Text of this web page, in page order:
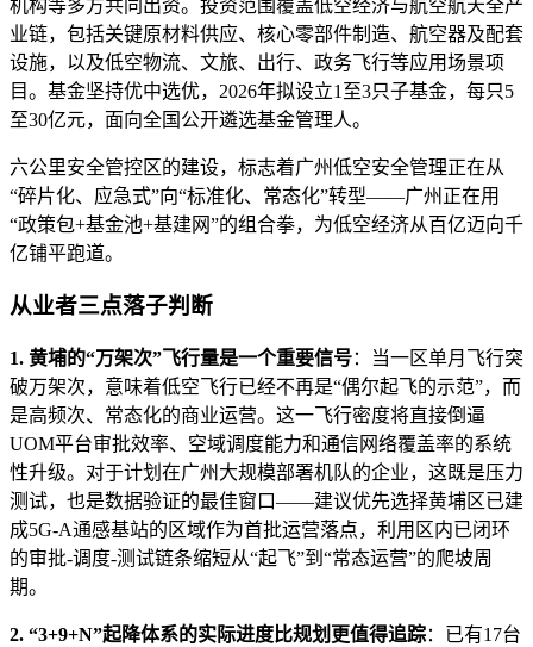
机构等多方共同出资。投资范围覆盖低空经济与航空航天全产
业链，包括关键原材料供应、核心零部件制造、航空器及配套
设施，以及低空物流、文旅、出行、政务飞行等应用场景项
目。基金坚持优中选优，2026年拟设立1至3只子基金，每只5
至30亿元，面向全国公开遴选基金管理人。
六公里安全管控区的建设，标志着广州低空安全管理正在从
“碎片化、应急式”向“标准化、常态化”转型——广州正在用
“政策包+基金池+基建网”的组合拳，为低空经济从百亿迈向千
亿铺平跑道。
从业者三点落子判断
1. 黄埔的“万架次”飞行量是一个重要信号：当一区单月飞行突
破万架次，意味着低空飞行已经不再是“偶尔起飞的示范”，而
是高频次、常态化的商业运营。这一飞行密度将直接倒逼
UOM平台审批效率、空域调度能力和通信网络覆盖率的系统
性升级。对于计划在广州大规模部署机队的企业，这既是压力
测试，也是数据验证的最佳窗口——建议优先选择黄埔区已建
成5G-A通感基站的区域作为首批运营落点，利用区内已闭环
的审批-调度-测试链条缩短从“起飞”到“常态运营”的爬坡周
期。
2. “3+9+N”起降体系的实际进度比规划更值得追踪：已有17台